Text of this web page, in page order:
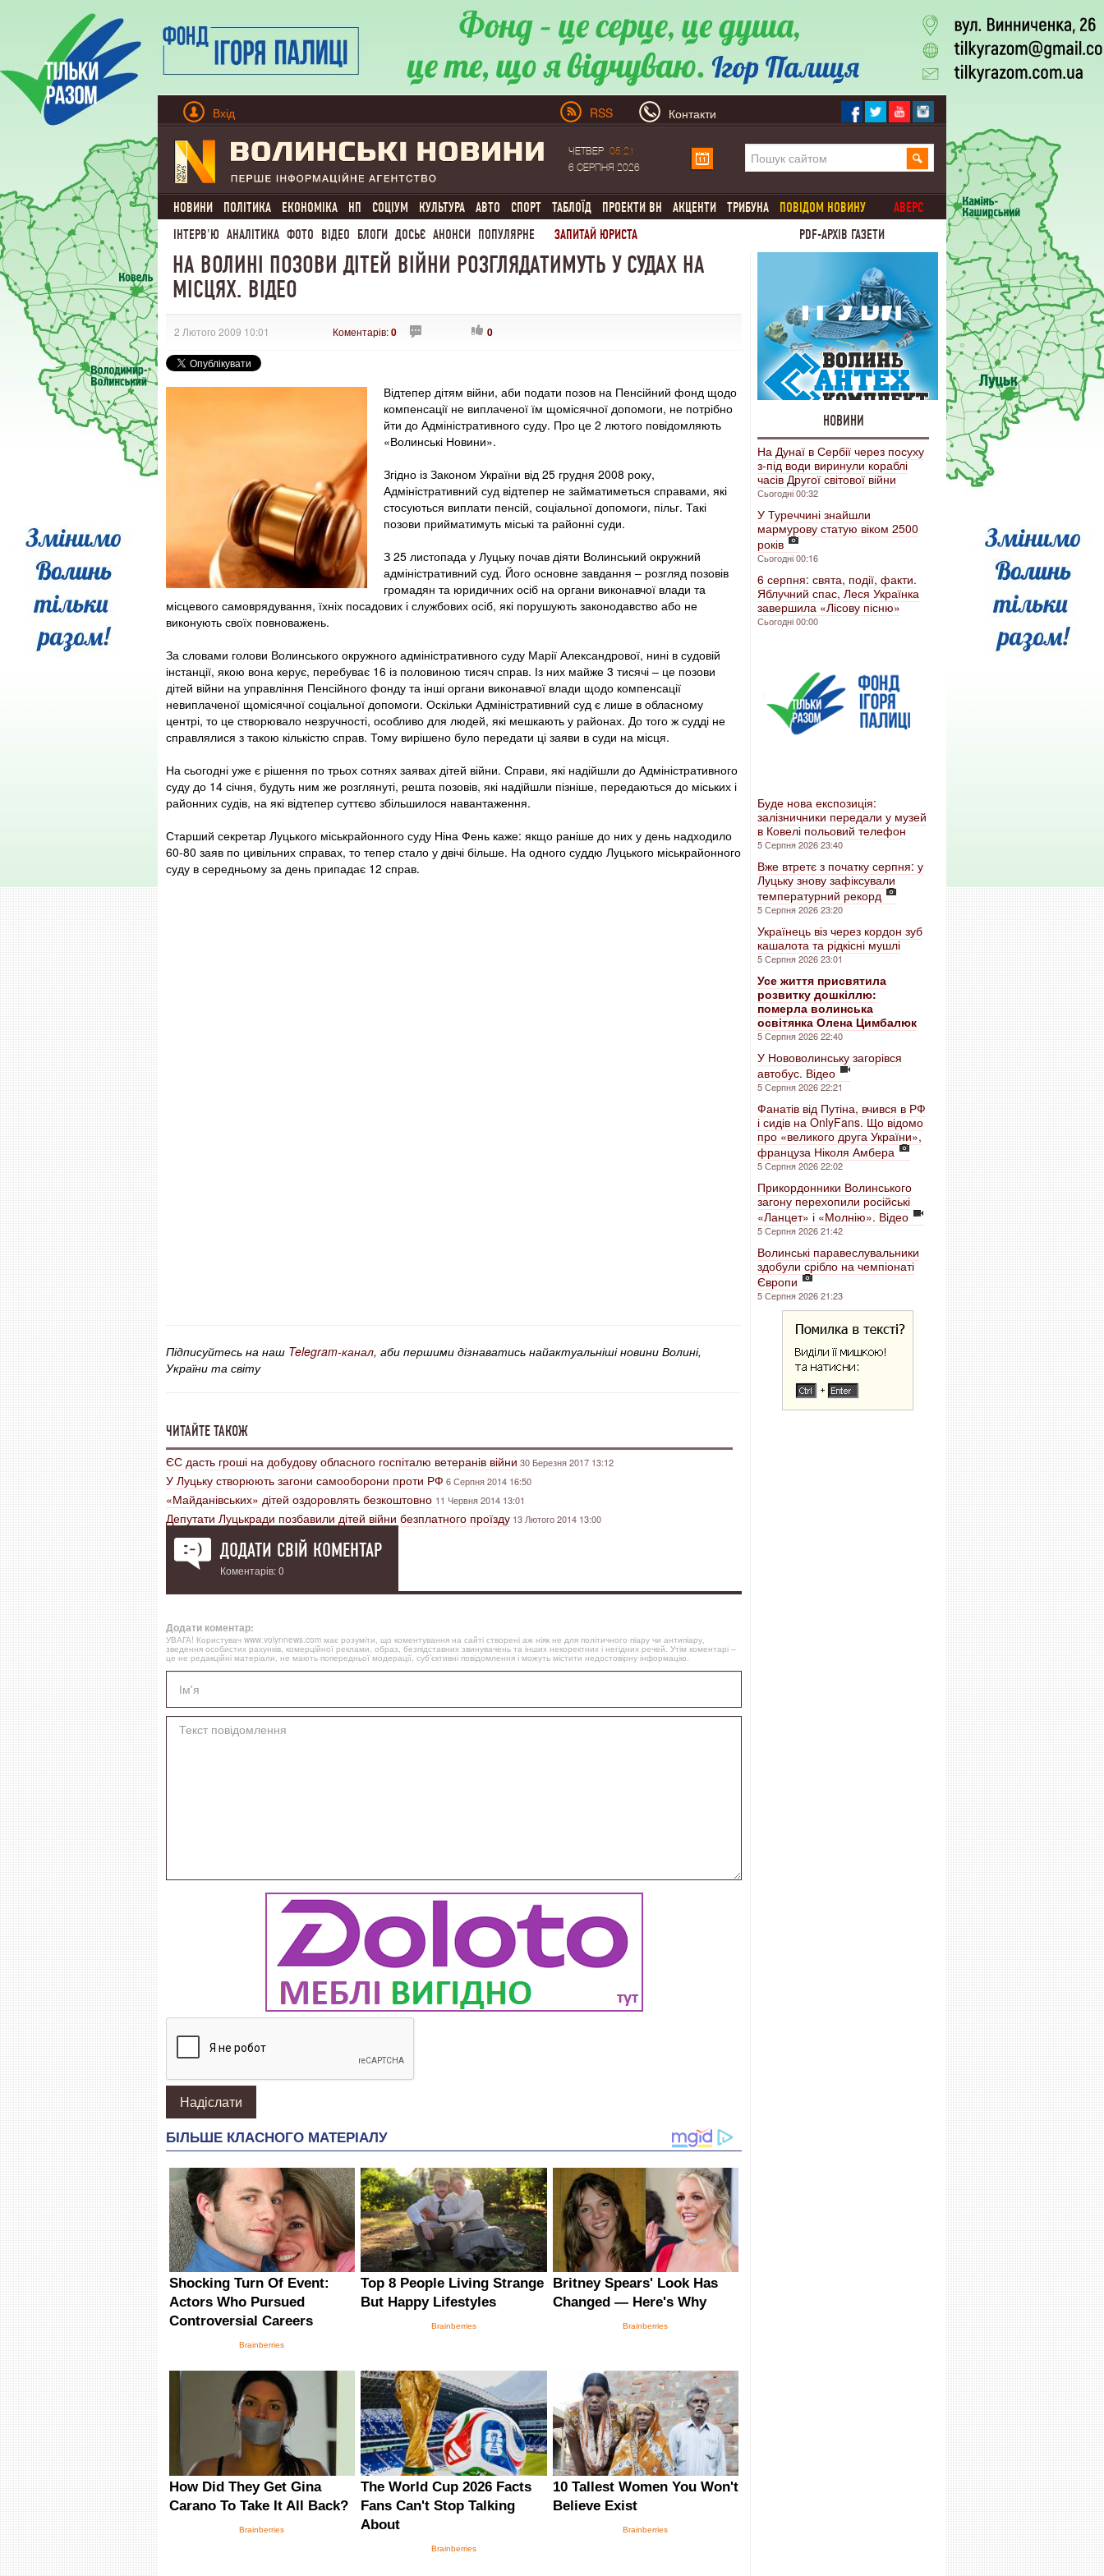
Вхід RSS Контакти
ЧЕТВЕР
05:21
6 СЕРПНЯ 2026
НОВИНИ ПОЛІТИКА ЕКОНОМІКА НП СОЦІУМ КУЛЬТУРА АВТО СПОРТ ТАБЛОЇД ПРОЕКТИ ВН АКЦЕНТИ ТРИБУНА ПОВІДОМ НОВИНУ
АВЕРС
ІНТЕРВ'Ю АНАЛІТИКА ФОТО ВІДЕО БЛОГИ ДОСЬЄ АНОНСИ ПОПУЛЯРНЕ ЗАПИТАЙ ЮРИСТА PDF-АРХІВ ГАЗЕТИ
НА ВОЛИНІ ПОЗОВИ ДІТЕЙ ВІЙНИ РОЗГЛЯДАТИМУТЬ У СУДАХ НА
МІСЦЯХ. ВІДЕО
2 Лютого 2009 10:01 Коментарів:0 0
Відтепер дітям війни, аби подати позов на Пенсійний фонд щодо
компенсації не виплаченої їм щомісячної допомоги, не потрібно
йти до Адміністративного суду. Про це 2 лютого повідомляють
«Волинські Новини».
Згідно із Законом України від 25 грудня 2008 року,
Адміністративний суд відтепер не займатиметься справами, які
стосуються виплати пенсій, соціальної допомоги, пільг. Такі
позови прийматимуть міські та районні суди.
З 25 листопада у Луцьку почав діяти Волинський окружний
адміністративний суд. Його основне завдання – розгляд позовів
громадян та юридичних осіб на органи виконавчої влади та
місцевого самоврядування, їхніх посадових і службових осіб, які порушують законодавство або не
виконують своїх повноважень.
За словами голови Волинського окружного адміністративного суду Марії Александрової, нині в судовій
інстанції, якою вона керує, перебуває 16 із половиною тисяч справ. Із них майже 3 тисячі – це позови
дітей війни на управління Пенсійного фонду та інші органи виконавчої влади щодо компенсації
невиплаченої щомісячної соціальної допомоги. Оскільки Адміністративний суд є лише в обласному
центрі, то це створювало незручності, особливо для людей, які мешкають у районах. До того ж судді не
справлялися з такою кількістю справ. Тому вирішено було передати ці заяви в суди на місця.
На сьогодні уже є рішення по трьох сотнях заявах дітей війни. Справи, які надійшли до Адміністративного
суду до 14 січня, будуть ним же розглянуті, решта позовів, які надійшли пізніше, передаються до міських і
районних судів, на які відтепер суттєво збільшилося навантаження.
Старший секретар Луцького міськрайонного суду Ніна Фень каже: якщо раніше до них у день надходило
60-80 заяв по цивільних справах, то тепер стало у двічі більше. На одного суддю Луцького міськрайонного
суду в середньому за день припадає 12 справ.
Підписуйтесь на наш Telegram-канал, аби першими дізнаватись найактуальніші новини Волині,
України та світу
ЧИТАЙТЕ ТАКОЖ
ЄС дасть гроші на добудову обласного госпіталю ветеранів війни 30 Березня 2017 13:12
У Луцьку створюють загони самооборони проти РФ 6 Серпня 2014 16:50
«Майданівських» дітей оздоровлять безкоштовно 11 Червня 2014 13:01
Депутати Луцькради позбавили дітей війни безплатного проїзду 13 Лютого 2014 13:00
ДОДАТИ СВІЙ КОМЕНТАР
Коментарів: 0
Додати коментар:
УВАГА! Користувач www.volynnews.com має розуміти, що коментування на сайті створені аж ніяк не для політичного піару чи антипіару,
зведення особистих рахунків, комерційної реклами, образ, безпідставних звинувачень та інших некоректних і негідних речей. Утім коментарі –
це не редакційні матеріали, не мають попередньої модерації, суб’єктивні повідомлення і можуть містити недостовірну інформацію.
НОВИНИ
На Дунаї в Сербії через посуху
з-під води виринули кораблі
часів Другої світової війни
Сьогодні 00:32
У Туреччині знайшли
мармурову статую віком 2500
років
Сьогодні 00:16
6 серпня: свята, події, факти.
Яблучний спас, Леся Українка
завершила «Лісову пісню»
Сьогодні 00:00
Буде нова експозиція:
залізничники передали у музей
в Ковелі польовий телефон
5 Серпня 2026 23:40
Вже втретє з початку серпня: у
Луцьку знову зафіксували
температурний рекорд
5 Серпня 2026 23:20
Українець віз через кордон зуб
кашалота та рідкісні мушлі
5 Серпня 2026 23:01
Усе життя присвятила
розвитку дошкіллю:
померла волинська
освітянка Олена Цимбалюк
5 Серпня 2026 22:40
У Нововолинську загорівся
автобус. Відео
5 Серпня 2026 22:21
Фанатів від Путіна, вчився в РФ
і сидів на OnlyFans. Що відомо
про «великого друга України»,
француза Ніколя Амбера
5 Серпня 2026 22:02
Прикордонники Волинського
загону перехопили російські
«Ланцет» і «Молнію». Відео
5 Серпня 2026 21:42
Волинські паравеслувальники
здобули срібло на чемпіонаті
Європи
5 Серпня 2026 21:23